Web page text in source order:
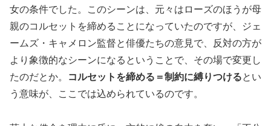
女の条件でした。このシーンは、元々はローズのほうが母
親のコルセットを締めることになっていたのですが、ジェ
ームズ・キャメロン監督と俳優たちの意見で、反対の方が
より象徴的なシーンになるということで、その場で変更し
たのだとか。
コルセットを締める＝制約に縛りつけるとい
う意味が、ここでは込められているのです。